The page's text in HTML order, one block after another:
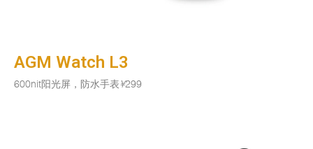
AGM Watch L3
600nit阳光屏，防水手表¥299